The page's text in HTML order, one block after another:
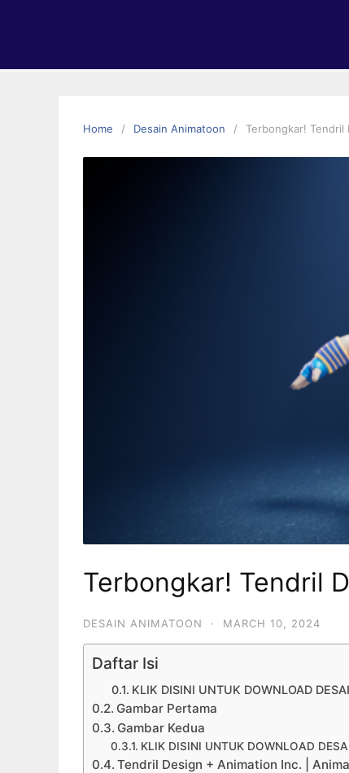
Home Desain Animatoon Terbongkar! Tendril
Terbongkar! Tendril
DESAIN ANIMATOON · MARCH 10, 2024
Daftar Isi
KLIK DISINI UNTUK DOWNLOAD
Gambar Pertama
Gambar Kedua
KLIK DISINI UNTUK DOWNLOAD
Tendril Design + Animation Inc. |